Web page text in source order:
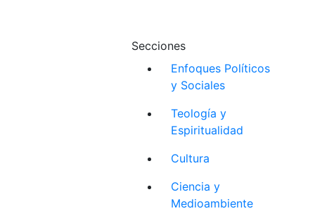
Secciones
Enfoques Políticos
y Sociales
Teología y
Espiritualidad
Cultura
Ciencia y
Medioambiente